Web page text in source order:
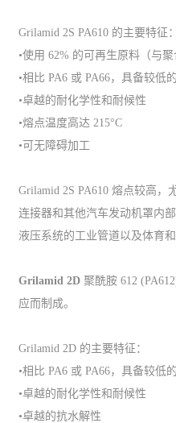
Grilamid 2S PA610 的主要特征：
•使用 62% 的可再生原料（与聚
•相比 PA6 或 PA66，具备较低
•卓越的耐化学性和耐候性
•熔点温度高达 215°C
•可无障碍加工
Grilamid 2S PA610 熔点较高，
连接器和其他汽车发动机罩内
液压系统的工业管道以及体育和
Grilamid 2D 聚酰胺 612
应而制成。
Grilamid 2D 的主要特征：
•相比 PA6 或 PA66，具备较低
•卓越的耐化学性和耐候性
•卓越的抗水解性